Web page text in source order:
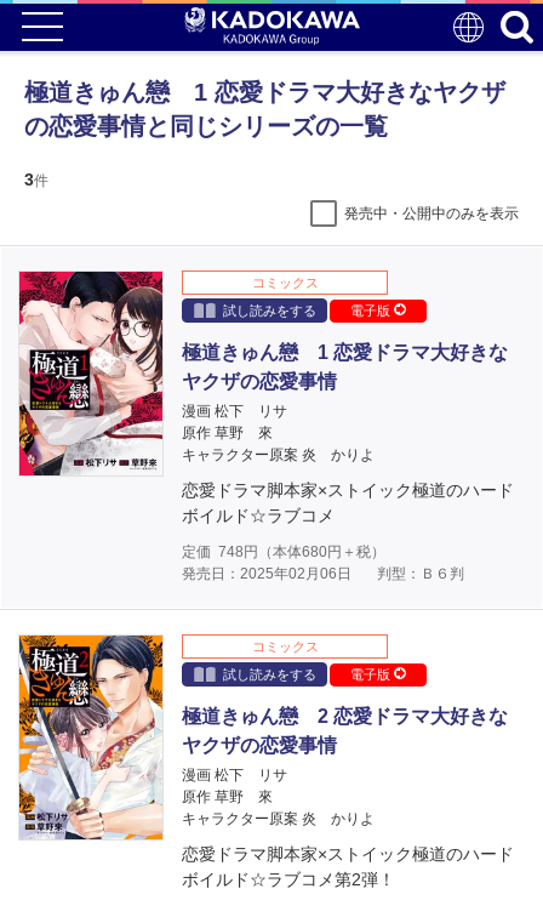
極道きゅん戀 1 恋愛ドラマ大好きなヤクザ
の恋愛事情と同じシリーズの一覧
3件
発売中・公開中のみを表示
コミックス
試し読みをする
電子版
極道きゅん戀 1 恋愛ドラマ大好きな
ヤクザの恋愛事情
漫画 松下 リサ
原作 草野 來
キャラクター原案 炎 かりよ
恋愛ドラマ脚本家×ストイック極道のハード
ボイルド☆ラブコメ
定価 748 円（本体680円＋税）
発売日：2025年02月06日
判型：Ｂ６判
コミックス
試し読みをする
電子版
極道きゅん戀 2 恋愛ドラマ大好きな
ヤクザの恋愛事情
漫画 松下 リサ
原作 草野 來
キャラクター原案 炎 かりよ
恋愛ドラマ脚本家×ストイック極道のハード
ボイルド☆ラブコメ第2弾！